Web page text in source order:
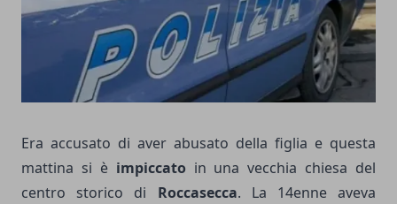
Era accusato di aver abusato della figlia e questa
mattina si è impiccato in una vecchia chiesa del
centro storico di Roccasecca. La 14enne aveva